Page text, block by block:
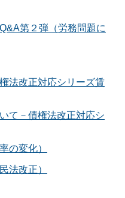
第２弾（労務問題に
法改正対応シリーズ賃
て－債権法改正対応シ
の変化）
法改正）